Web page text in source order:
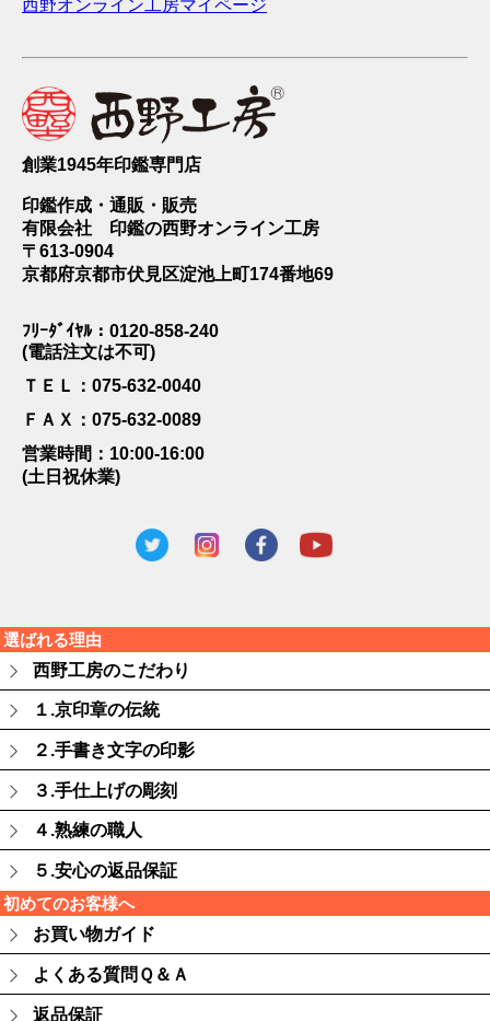
西野オンライン工房マイページ
創業1945年印鑑専門店
印鑑作成・通販・販売
有限会社 印鑑の西野オンライン工房
〒613-0904
京都府京都市伏見区淀池上町174番地69
ﾌﾘｰﾀﾞｲﾔﾙ：0120-858-240
(電話注文は不可)
ＴＥＬ：075-632-0040
ＦＡＸ：075-632-0089
営業時間：10:00-16:00
(土日祝休業)
選ばれる理由
西野工房のこだわり
１.京印章の伝統
２.手書き文字の印影
３.手仕上げの彫刻
４.熟練の職人
５.安心の返品保証
初めてのお客様へ
お買い物ガイド
よくある質問Ｑ＆Ａ
返品保証